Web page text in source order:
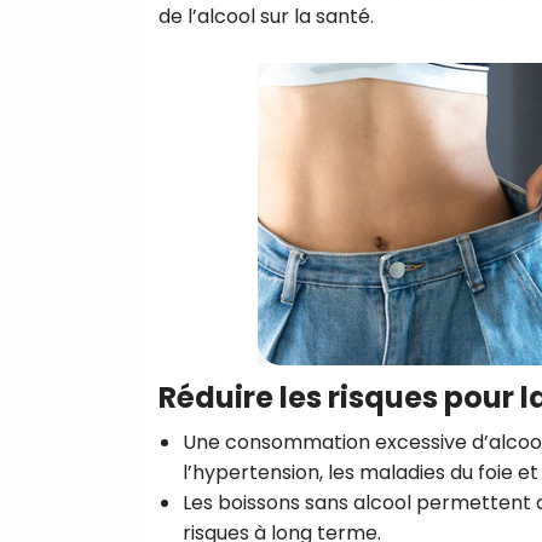
de l’alcool sur la santé.
Réduire les risques pour
Une consommation excessive
l’hypertension, les maladies du foie
Les boissons sans alcool
risques à long terme.